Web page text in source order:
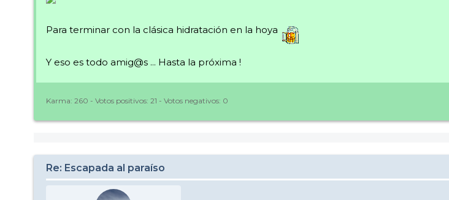
Para terminar con la clásica hidratación en la hoya
Y eso es todo amig@s ... Hasta la próxima !
Karma: 260 - Votos positivos: 21 - Votos negativos: 0
Re: Escapada al paraíso